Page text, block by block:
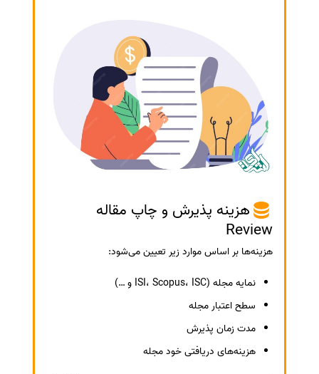
هزینه پذیرش و چاپ مقاله
Review
هزینه‌ها بر اساس موارد زیر تعیین می‌شود:
نمایه مجله (ISI، Scopus، ISC و …)
سطح اعتبار مجله
مدت زمان پذیرش
هزینه‌های دریافتی خود مجله